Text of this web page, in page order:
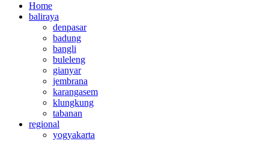
Home
baliraya
denpasar
badung
bangli
buleleng
gianyar
jembrana
karangasem
klungkung
tabanan
regional
yogyakarta